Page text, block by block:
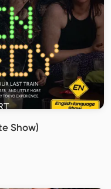
Show)